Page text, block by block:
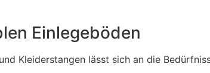
Einlegeböden
Kleiderstangen lässt sich an die